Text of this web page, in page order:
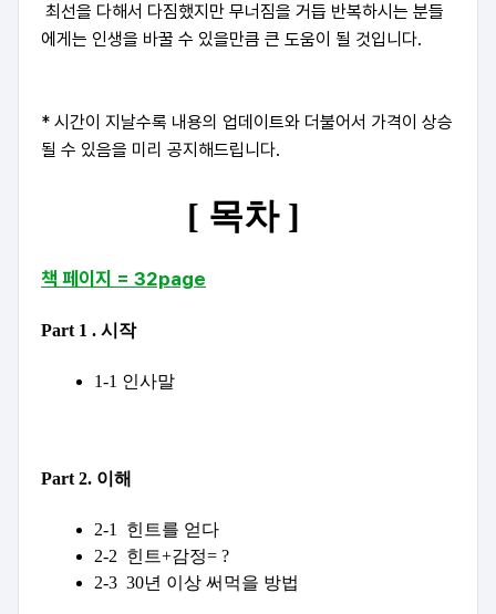
최선을 다해서 다짐했지만 무너짐을 거듭 반복하시는 분들
에게는 인생을 바꿀 수 있을만큼 큰 도움이 될 것입니다.
* 시간이 지날수록 내용의 업데이트와 더불어서 가격이 상승
될 수 있음을 미리 공지해드립니다.
[ 목차 ]
책 페이지 = 32page
Part 1 . 시작
1-1 인사말
Part 2. 이해
2-1  힌트를 얻다
2-2  힌트+감정= ?
2-3  30년 이상 써먹을 방법